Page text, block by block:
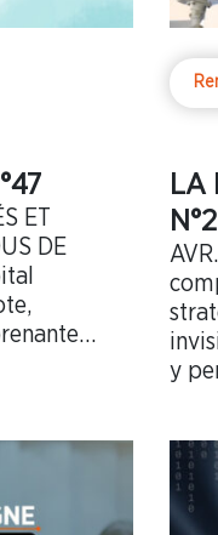
ET
DE
LA
N°2
y